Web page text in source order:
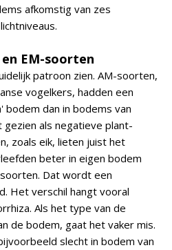
afkomstig van zes
EM-soorten
patroon zien. AM-soorten,
vogelkers, hadden een
bodem dan in bodems van
als negatieve plant-
zoals eik, lieten juist het
beter in eigen bodem
Dat wordt een
Het verschil hangt vooral
Als het type van de
de bodem, gaat het vaker mis.
slecht in bodem van